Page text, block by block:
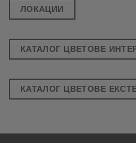
ЛОКАЦИИ
КАТАЛОГ ЦВЕТОВЕ
КАТАЛОГ ЦВЕТОВЕ